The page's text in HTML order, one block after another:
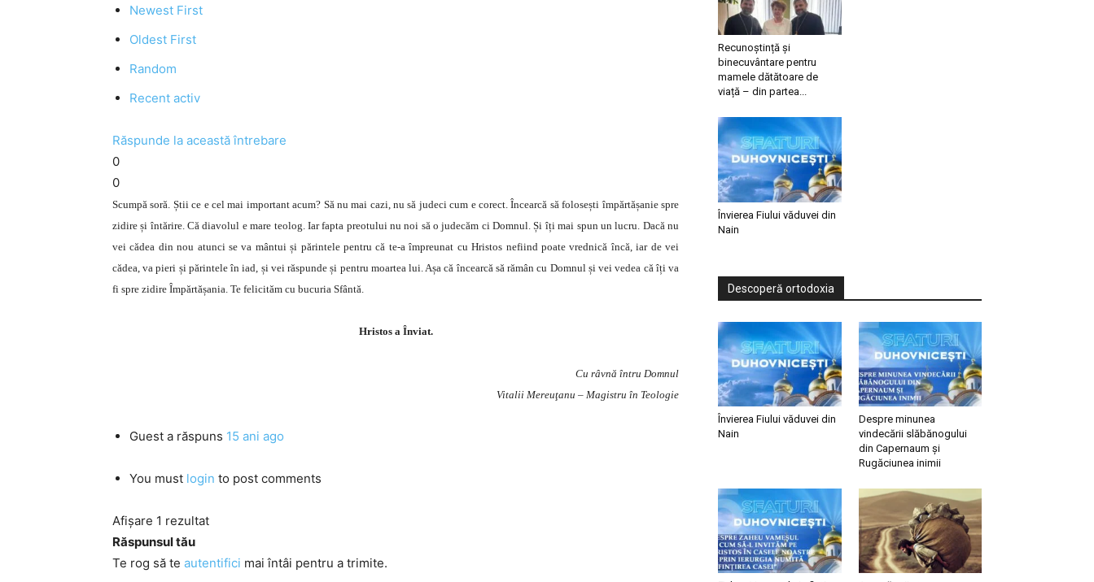
Newest First
Oldest First
Random
Recent activ
Răspunde la această întrebare
0
0
Scumpă soră. Știi ce e cel mai important acum? Să nu mai cazi, nu să judeci cum e corect. Încearcă să folosești împărtășanie spre
zidire și întărire. Că diavolul e mare teolog. Iar fapta preotului nu noi să o judecăm ci Domnul. Și îți mai spun un lucru. Dacă nu
vei cădea din nou atunci se va mântui și părintele pentru că te-a împreunat cu Hristos nefiind poate vrednică încă, iar de vei
cădea, va pieri și părintele în iad, și vei răspunde și pentru moartea lui. Așa că încearcă să rămân cu Domnul și vei vedea că îți va
fi spre zidire Împărtășania. Te felicităm cu bucuria Sfântă.
Hristos a Înviat.
Cu râvnă întru Domnul
Vitalii Mereuţanu – Magistru în Teologie
Guest a răspuns 15 ani ago
You must login to post comments
Afișare 1 rezultat
Răspunsul tău
Te rog să te autentifici mai întâi pentru a trimite.
Recunoștință și
binecuvântare pentru
mamele dătătoare de
viață – din partea...
Învierea Fiului văduvei din
Nain
Descoperă ortodoxia
Învierea Fiului văduvei din
Nain
Despre minunea
vindecării slăbănogului
din Capernaum și
Rugăciunea inimii